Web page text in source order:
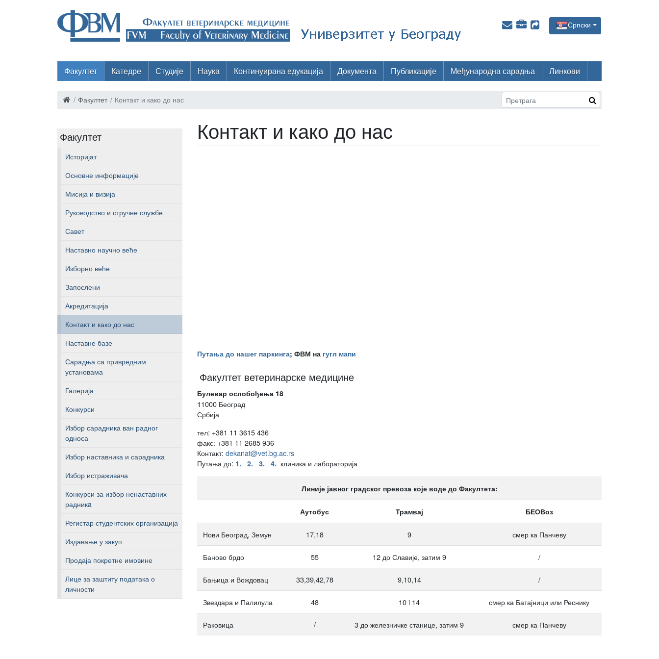
Српски
Факултет Катедре Студије Наука Континуирана едукација Документа Публикације Међународна сарадња Линкови
Факултет Контакт и како до нас
Факултет
Историјат
Основне информације
Мисија и визија
Руководство и стручне службе
Савет
Наставно научно веће
Изборно веће
Запослени
Акредитација
Контакт и како до нас
Наставне базе
Сарадња са привредним
установама
Галерија
Конкурси
Избор сарадника ван радног
односа
Избор наставника и сарадника
Избор истраживача
Конкурси за избор ненаставних
радникa
Регистар студентских организација
Издавање у закуп
Продаја покретне имовине
Лице за заштиту података о
личности
Контакт и како до нас
Путања до нашег паркинга; ФВМ на гугл мапи
Факултет ветеринарске медицине
Булевар ослобођења 18
11000 Београд
Србија
тел: +381 11 3615 436
факс: +381 11 2685 936
Контакт: dekanat@vet.bg.ac.rs
Путања до: 1. 2. 3. 4. клиника и лабораторија
Линије јавног градског превоза које воде до Факултета:
Аутобус Трамвај БЕОВоз
Нови Београд, Земун 17,18 9 смер ка Панчеву
Баново брдо 55 12 до Славије, затим 9 /
Бањица и Вождовац 33,39,42,78 9,10,14 /
Звездара и Палилула 48 10 i 14 смер ка Батајници или Реснику
Раковица / 3 до железничке станице, затим 9 смер ка Панчеву